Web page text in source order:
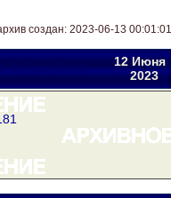
создан: 2023-06-13 00:01:01
12 Июня
2023